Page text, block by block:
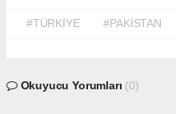
#TÜRKİYE #PAKİSTAN
Okuyucu Yorumları (0)